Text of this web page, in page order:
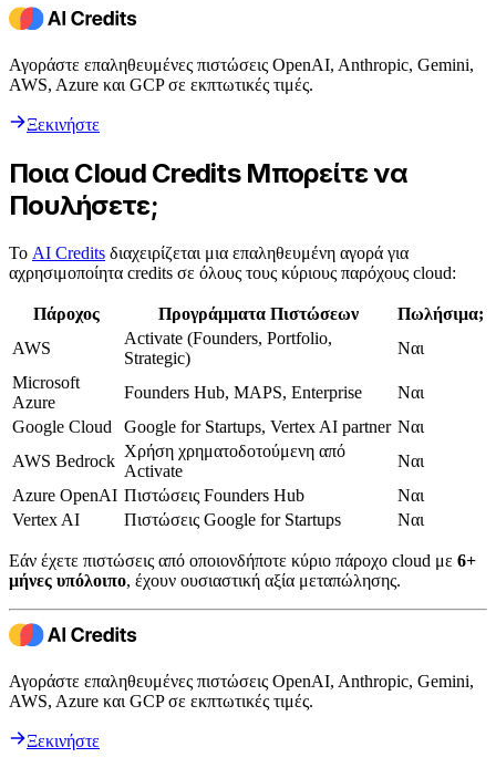
Αγοράστε επαληθευμένες πιστώσεις OpenAI, Anthropic, Gemini,
AWS, Azure και GCP σε εκπτωτικές τιμές.
Ξεκινήστε
Ποια Cloud Credits Μπορείτε να
Πουλήσετε;
Το AI Credits διαχειρίζεται μια επαληθευμένη αγορά για
αχρησιμοποίητα credits σε όλους τους κύριους παρόχους cloud:
Πάροχος Προγράμματα Πιστώσεων
Πωλήσιμα;
AWS
Activate (Founders, Portfolio,
Strategic)
Ναι
Microsoft
Azure
Founders Hub, MAPS, Enterprise
Ναι
Google Cloud
Google for Startups, Vertex AI partner Ναι
AWS Bedrock
Χρήση χρηματοδοτούμενη από
Activate
Ναι
Azure OpenAI Πιστώσεις Founders Hub
Ναι
Vertex AI
Πιστώσεις Google for Startups Ναι
Εάν έχετε πιστώσεις από οποιονδήποτε κύριο πάροχο cloud με 6+
μήνες υπόλοιπο, έχουν ουσιαστική αξία μεταπώλησης.
Αγοράστε επαληθευμένες πιστώσεις OpenAI, Anthropic, Gemini,
AWS, Azure και GCP σε εκπτωτικές τιμές.
Ξεκινήστε